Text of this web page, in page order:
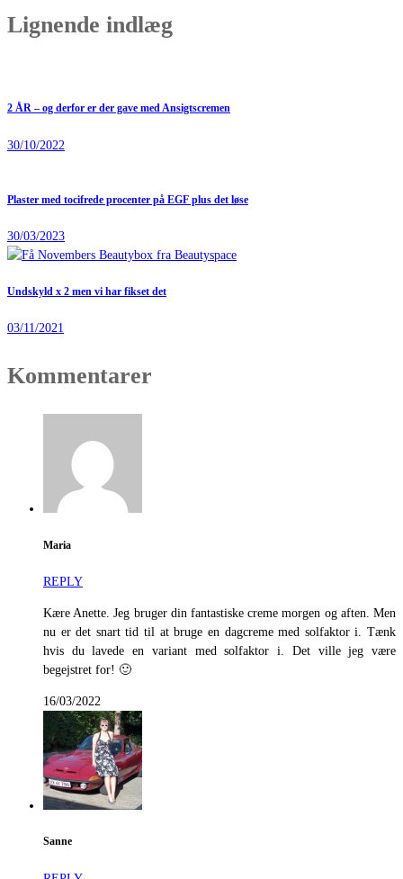
Lignende indlæg
2 ÅR – og derfor er der gave med Ansigtscremen
30/10/2022
Plaster med tocifrede procenter på EGF plus det løse
30/03/2023
Undskyld x 2 men vi har fikset det
03/11/2021
Kommentarer
Maria
REPLY
Kære Anette. Jeg bruger din fantastiske creme morgen og aften. Men
nu er det snart tid til at bruge en dagcreme med solfaktor i. Tænk
hvis du lavede en variant med solfaktor i. Det ville jeg være
begejstret for! 🙂
16/03/2022
Sanne